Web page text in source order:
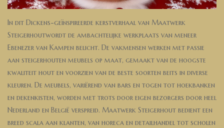
In dit Dickens-geïnspireerde kerstverhaal van Maatwerk
Steigerhoutwordt de ambachtelijke werkplaats van meneer
Ebenezer van Kampen belicht. De vakmensen werken met passie
aan steigerhouten meubels op maat, gemaakt van de hoogste
kwaliteit hout en voorzien van de beste soorten beits in diverse
kleuren. De meubels, variërend van bars en togen tot hoekbanken
en dekenkisten, worden met trots door eigen bezorgers door heel
Nederland en België verspreid. Maatwerk Steigerhout bedient een
breed scala aan klanten, van horeca en detailhandel tot scholen